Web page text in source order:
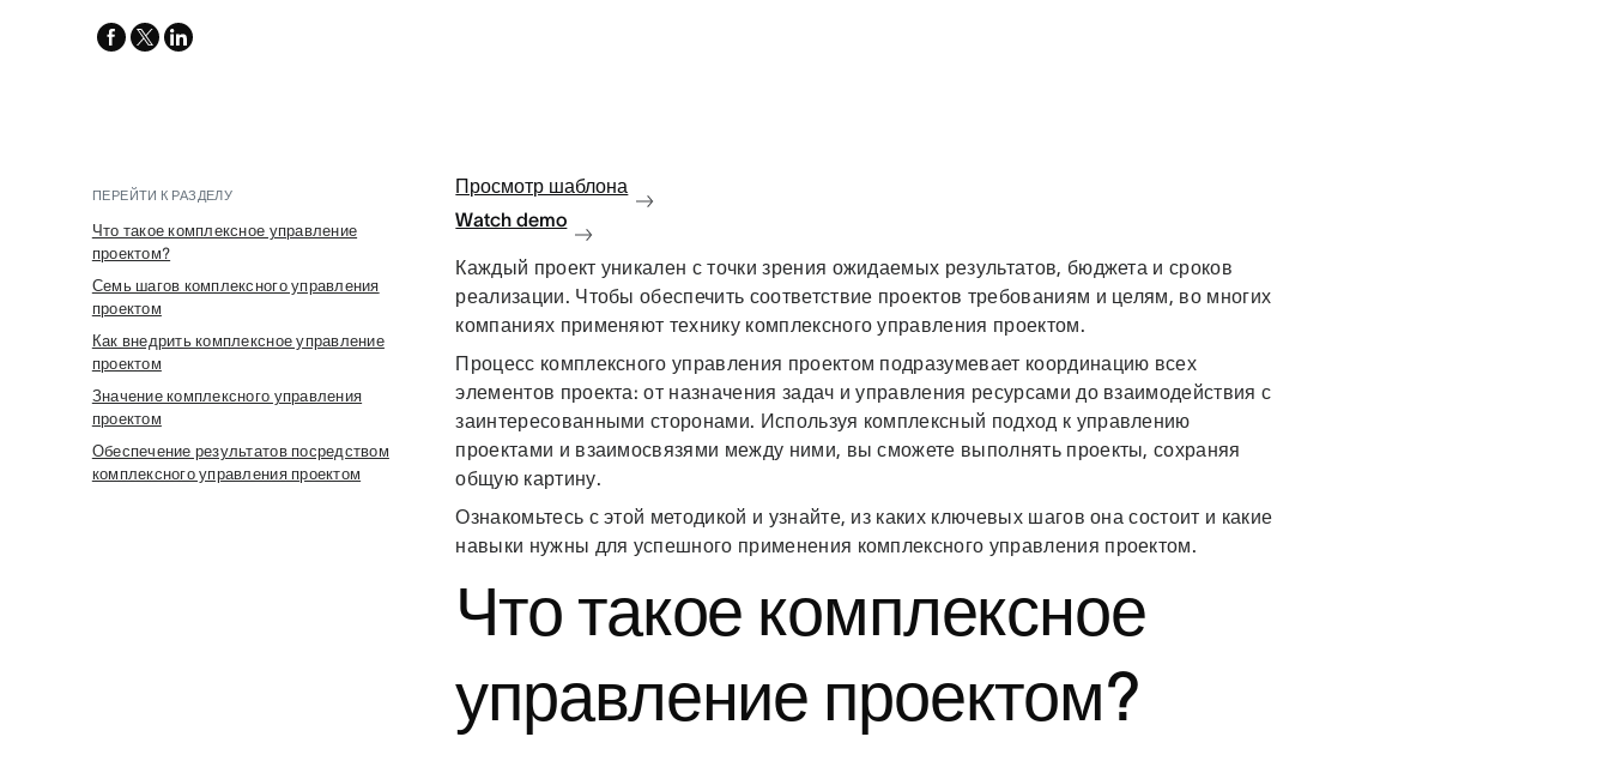
facebook
x-
linkedin
ПЕРЕЙТИ К РАЗДЕЛУ
Что такое комплексное управление
проектом?
Семь шагов комплексного управления
проектом
Как внедрить комплексное управление
проектом
Значение комплексного управления
проектом
Обеспечение результатов посредством
комплексного управления проектом
Просмотр шаблона
Watch demo
Каждый проект уникален с точки зрения ожидаемых результатов, бюджета и сроков
реализации. Чтобы обеспечить соответствие проектов требованиям и целям, во многих
компаниях применяют технику комплексного управления проектом.
Процесс комплексного управления проектом подразумевает координацию всех
элементов проекта: от назначения задач и управления ресурсами до взаимодействия с
заинтересованными сторонами. Используя комплексный подход к управлению
проектами и взаимосвязями между ними, вы сможете выполнять проекты, сохраняя
общую картину.
Ознакомьтесь с этой методикой и узнайте, из каких ключевых шагов она состоит и какие
навыки нужны для успешного применения комплексного управления проектом.
Что такое комплексное
управление проектом?